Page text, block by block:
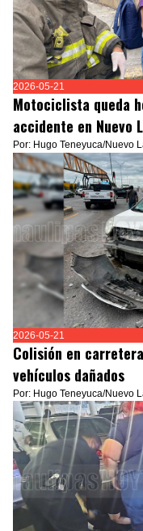
2026-05-21
Motociclista queda
accidente en Nuevo
Por: Hugo Teneyuca/Nuevo
2026-05-21
Colisión en
vehículos dañados
Por: Hugo Teneyuca/Nuevo